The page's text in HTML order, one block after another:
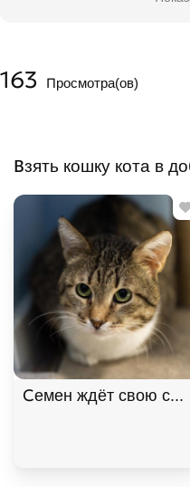
163 Просмотра(ов)
Взять кошку кота в
Семен ждёт свою